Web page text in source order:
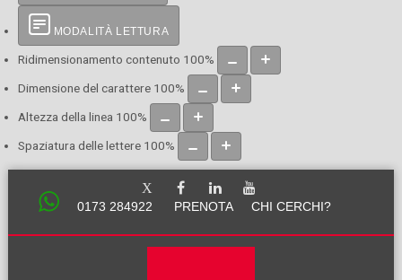
MODALITÀ LETTURA
Ridimensionamento contenuto 100%
Dimensione del carattere 100%
Altezza della linea 100%
Spaziatura delle lettere 100%
0173 284922 PRENOTA CHI CERCHI?